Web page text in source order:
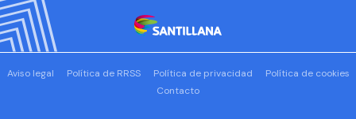
Aviso legal Política de RRSS Política de privacidad
Política de cookies
Contacto